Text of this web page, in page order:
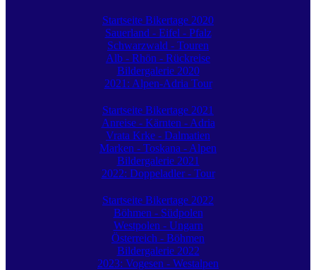
Startseite Bikertage 2020
Sauerland - Eifel - Pfalz
Schwarzwald - Touren
Alb - Rhön - Rückreise
Bildergalerie 2020
2021: Alpen-Adria Tour
Startseite Bikertage 2021
Anreise - Kärnten - Adria
Vrata Krke - Dalmatien
Marken - Toskana - Alpen
Bildergalerie 2021
2022: Doppeladler - Tour
Startseite Bikertage 2022
Böhmen - Südpolen
Westpolen - Ungarn
Österreich - Böhmen
Bildergalerie 2022
2023: Vogesen - Westalpen